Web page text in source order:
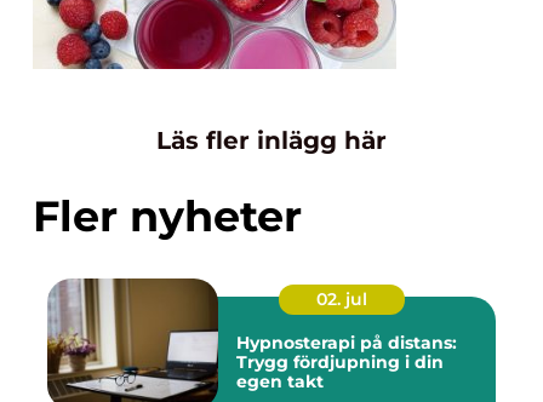
Läs fler inlägg här
Fler nyheter
02. jul
Hypnosterapi på distans:
Trygg fördjupning i din
egen takt